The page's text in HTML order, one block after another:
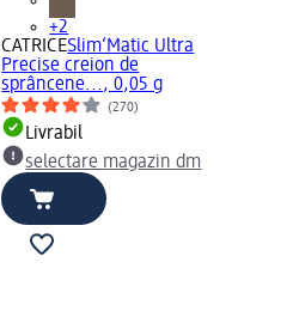
+2
CATRICESlim‘Matic Ultra
Precise creion de
sprâncene..., 0,05 g
(270)
Livrabil
selectare magazin dm